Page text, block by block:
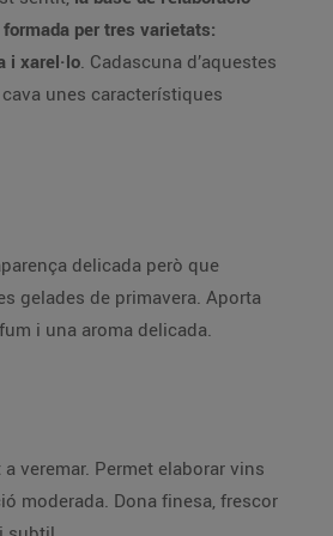
formada per tres varietats:
i xarel·lo. Cadascuna d’aquestes
unes característiques
delicada però que
gelades de primavera. Aporta
i una aroma delicada.
a veremar. Permet elaborar vins
moderada. Dona finesa, frescor